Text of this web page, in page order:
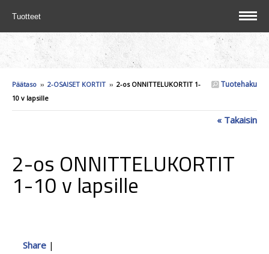
Tuotteet
Tuotehaku
Päätaso ›› 2-OSAISET KORTIT ›› 2-os ONNITTELUKORTIT 1-
10 v lapsille
« Takaisin
2-os ONNITTELUKORTIT
1-10 v lapsille
Share |